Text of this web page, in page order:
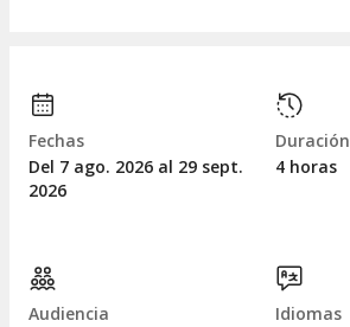
Fechas
Del 7 ago. 2026 al 29 sept.
2026
Duración
4 horas
Audiencia
Idiomas